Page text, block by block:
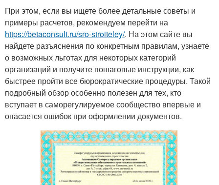
При этом, если вы ищете более детальные советы и
примеры расчетов, рекомендуем перейти на
https://betaconsult.ru/sro-stroiteley/. На этом сайте вы
найдете разъяснения по конкретным правилам, узнаете
о возможных льготах для некоторых категорий
организаций и получите пошаговые инструкции, как
быстрее пройти все бюрократические процедуры. Такой
подробный обзор особенно полезен для тех, кто
вступает в саморегулируемое сообщество впервые и
опасается ошибок при оформлении документов.